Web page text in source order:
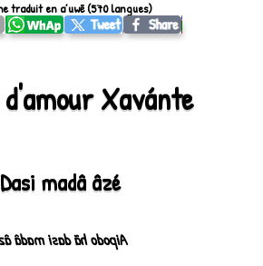
d'amour Xavánte
Dasi madâ âzé
hã dasi madâ âzé
traduit en a’uwẽ (570 langues)